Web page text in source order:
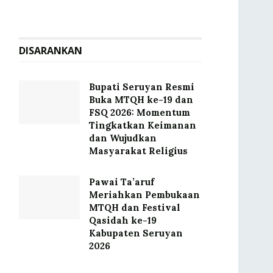
DISARANKAN
Bupati Seruyan Resmi
Buka MTQH ke-19 dan
FSQ 2026: Momentum
Tingkatkan Keimanan
dan Wujudkan
Masyarakat Religius
Pawai Ta’aruf
Meriahkan Pembukaan
MTQH dan Festival
Qasidah ke-19
Kabupaten Seruyan
2026